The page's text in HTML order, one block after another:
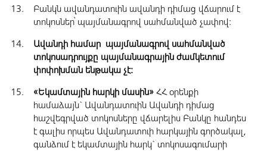
Բանկն ավանդատուին ավանդի դիմաց վճարում է
տոկոսներ՝ պայմանագրով սահմանված չափով:
Ավանդի համար պայմանագրով սահմանված
տոկոսադրույքը պայմանագրային ժամկետում
փոփոխման ենթակա չէ:
«Եկամտային հարկի մասին» ՀՀ օրենքի
համաձայն` Ավանդատուին Ավանդի դիմաց
հաշվեգրված տոկոսները վճարելիս Բանկը հանդես
է գալիս որպես Ավանդատուի հարկային գործակալ,
գանձում է եկամտային հարկ` տոկոսագումարի